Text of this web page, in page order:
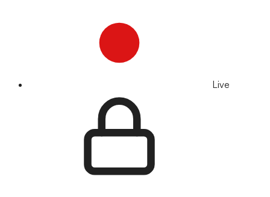
Live